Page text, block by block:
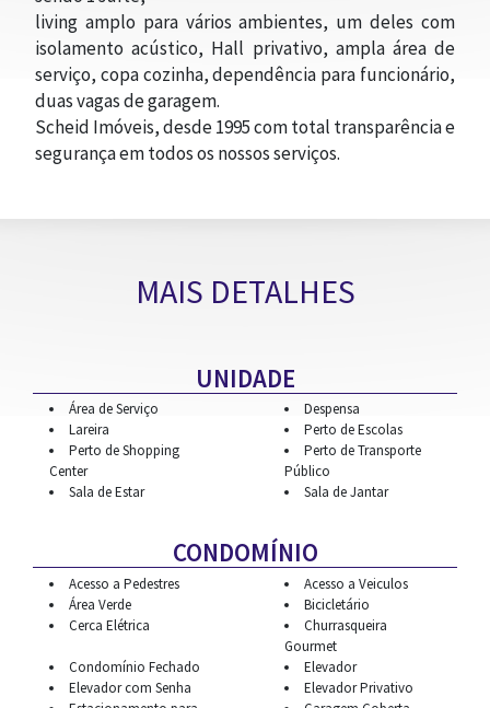
living amplo para vários ambientes, um deles com
isolamento acústico, Hall privativo, ampla área de
serviço, copa cozinha, dependência para funcionário,
duas vagas de garagem.
Scheid Imóveis, desde 1995 com total transparência e
segurança em todos os nossos serviços.
MAIS DETALHES
UNIDADE
Área de Serviço
Despensa
Lareira
Perto de Escolas
Perto de Shopping
Center
Perto de Transporte
Público
Sala de Estar
Sala de Jantar
CONDOMÍNIO
Acesso a Pedestres
Acesso a Veiculos
Área Verde
Bicicletário
Cerca Elétrica
Churrasqueira
Gourmet
Condomínio Fechado
Elevador
Elevador com Senha
Elevador Privativo